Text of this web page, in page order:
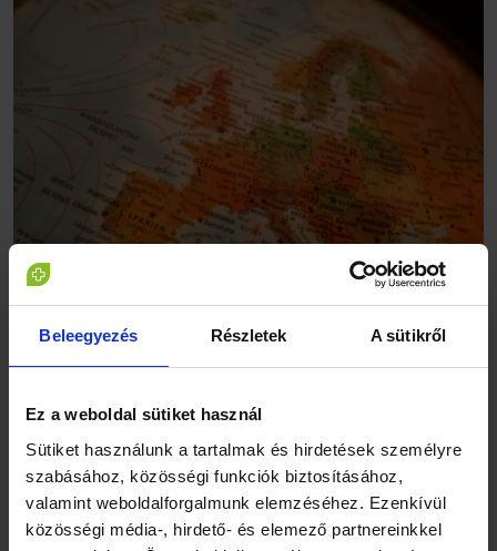
Beleegyezés Részletek A sütikről
Ez a weboldal sütiket használ
Sütiket használunk a tartalmak és hirdetések személyre
szabásához, közösségi funkciók biztosításához,
valamint weboldalforgalmunk elemzéséhez. Ezenkívül
közösségi média-, hirdető- és elemező partnereinkkel
Vörös kategóriába tartozó országok:
Albánia, Bosznia,
Koszovó, Észak-Macedónia, Fehéroroszország és Ukrajna,
Sárga kategóriába tartozó országok: Bulgária, Portugália,
Románia, Svédország, Nagy-Britannia, Norvégia,
Oroszország, Szerbia, Japán, Kína, USA.
Zöld kategóriába tartozó országok:a legtöbb uniós